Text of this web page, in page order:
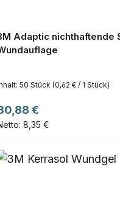
Adaptic nichthaftende
50 Stück (0,62 € / 1 Stück)
Preis:
€
8,35 €